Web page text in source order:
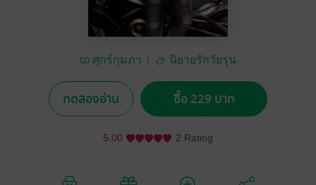
ศุกร์กุมภา นิยายรักวัยรุ่น
ทดลองอ่าน ซื้อ 229 บาท
5.00 2 Rating